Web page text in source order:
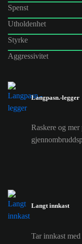
Spenst
Utholdenhet
Styrke
Aggressivitet
Langpasn.-legger
Raskere og
Langt innkast
Tar innkast